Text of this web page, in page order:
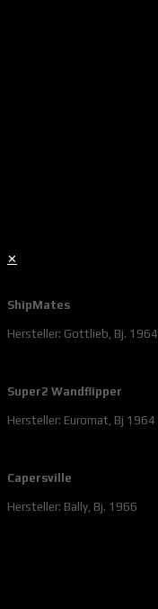
✕
ShipMates
Hersteller: Gottlieb, Bj. 1964
Super2 Wandflipper
Hersteller: Euromat, Bj 1964
Capersville
Hersteller: Bally, Bj. 1966